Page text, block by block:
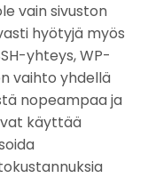
vain sivuston
hyötyjä myös
yhteys, WP-
vaihto yhdellä
nopeampaa ja
käyttää